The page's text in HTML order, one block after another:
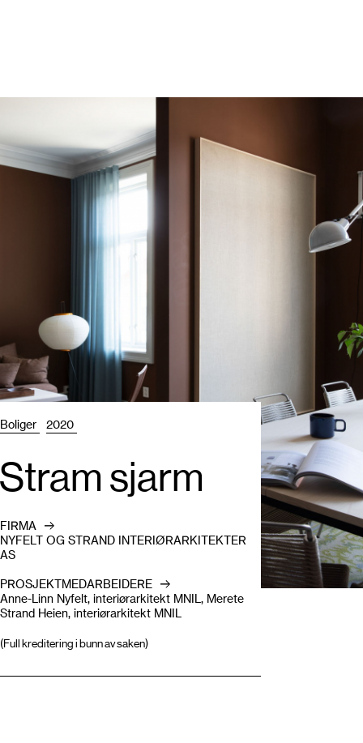
Boliger 2020
Stram sjarm
FIRMA
NYFELT OG STRAND INTERIØRARKITEKTER
AS
PROSJEKTMEDARBEIDERE
Anne-Linn Nyfelt, interiørarkitekt MNIL, Merete
Strand Heien, interiørarkitekt MNIL
(Full kreditering i bunn av saken)